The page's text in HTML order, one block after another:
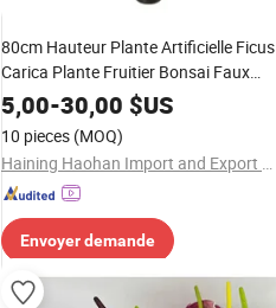
80cm Hauteur Plante Artificielle Ficus
Carica Plante Fruitier Bonsai Faux
Plante Décor Intérieur Maison
5,00-30,00 $US
10 pieces (MOQ)
Haining Haohan Import and Export Co., Ltd.
Envoyer demande